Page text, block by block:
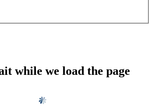
while we load the page